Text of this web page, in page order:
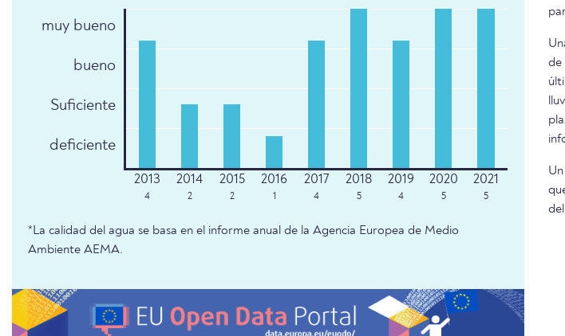
muy bueno
bueno
Suficiente
deficiente
4 2 2 1 4 5 4 5 5
*La calidad del agua se basa en el informe anual de la Agencia Europea de Medio
Ambiente AEMA.
de